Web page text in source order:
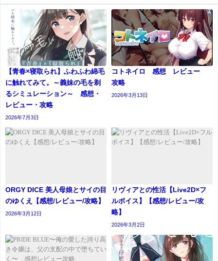
【青春×寝取られ】ふわふわ綿毛
に触れてみて。～義妹の毛を剃
るシミュレーション～ 感想・
レビュー・攻略
2026年7月3日
コトネイロ 感想 レビュー
攻略
2026年3月13日
ORGY DICE 美人母娘とサイの目
のゆくえ【感想/レビュー/攻略】
2026年3月12日
リヴィアとの性活【Live2D×フ
ルボイス】【感想/レビュー/攻
略】
2026年3月2日